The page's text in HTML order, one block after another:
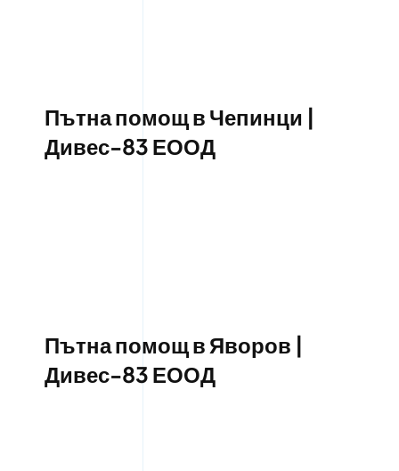
Пътна помощ в Чепинци |
Дивес-83 ЕООД
Пътна помощ в Яворов |
Дивес-83 ЕООД